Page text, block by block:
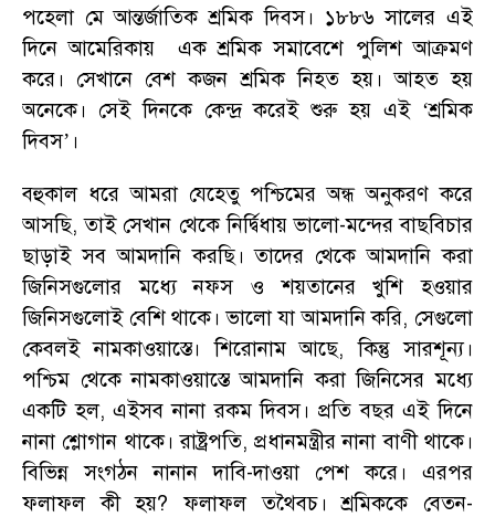
পহেলা মে আন্তর্জাতিক শ্রমিক দিবস। ১৮৮৬ সালের এই
দিনে আমেরিকায় এক শ্রমিক সমাবেশে পুলিশ আক্রমণ
করে। সেখানে বেশ কজন শ্রমিক নিহত হয়। আহত হয়
অনেকে। সেই দিনকে কেন্দ্র করেই শুরু হয় এই ‘শ্রমিক
দিবস’ ।
বহুকাল ধরে আমরা যেহেতু পশ্চিমের অন্ধ অনুকরণ করে
আসছি,তাই সেখান থেকে নির্দ্বিধায় ভালো-মন্দের বাছবিচার
ছাড়াই সব আমদানি করছি। তাদের থেকে আমদানি করা
জিনিসগুলোর মধ্যে নফস ও শয়তানের খুশি হওয়ার
জিনিসগুলোই বেশি থাকে। ভালো যা আমদানি করি, সেগুলো
কেবলই নামকাওয়াস্তে। শিরোনাম আছে,কিন্তু সারশূন্য।
পশ্চিম থেকে নামকাওয়াস্তে আমদানি করা জিনিসের মধ্যে
একটি হল,এইসব নানা রকম দিবস। প্রতি বছর এই দিনে
নানা শ্লোগান থাকে। রাষ্ট্রপতি,প্রধানমন্ত্রীর নানা বাণী থাকে।
বিভিন্ন সংগঠন নানান দাবি-দাওয়া পেশ করে। এরপর
ফলাফল কী হয়?ফলাফল তথৈবচ। শ্রমিককে বেতন-